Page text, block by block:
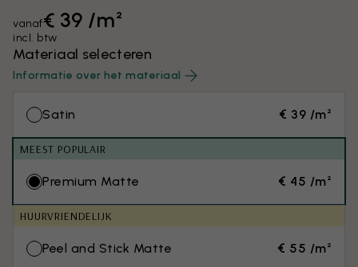
vanaf€ 39 /m²
incl. btw
Materiaal selecteren
Informatie over het materiaal
Satin € 39 /m²
MEEST POPULAIR
Premium Matte € 45 /m²
HUURVRIENDELIJK
Peel and Stick Matte € 55 /m²